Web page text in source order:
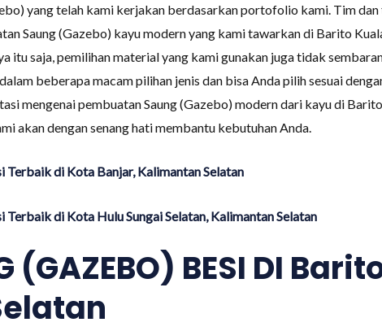
yang telah kami kerjakan berdasarkan portofolio kami. Tim
Saung (Gazebo) kayu modern yang kami tawarkan di Barito
itu saja, pemilihan material yang kami gunakan juga tidak
beberapa macam pilihan jenis dan bisa Anda pilih sesuai
mengenai pembuatan Saung (Gazebo) modern dari kayu di
akan dengan senang hati membantu kebutuhan Anda.
Terbaik di Kota Banjar, Kalimantan Selatan
Terbaik di Kota Hulu Sungai Selatan, Kalimantan Selatan
(GAZEBO) BESI DI